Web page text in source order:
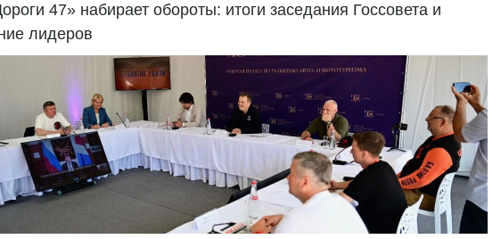
47» набирает обороты: итоги заседания Госсовета и
лидеров